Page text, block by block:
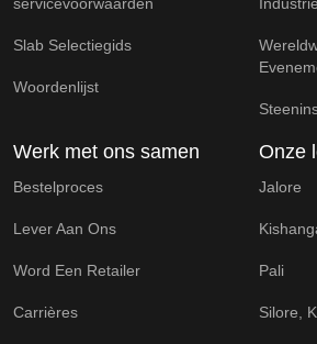
servicevoorwaarden
Slab Selectiegids
Woordenlijst
Werk met ons samen
Bestelproces
Lever Aan Ons
Word Een Retailer
Carrières
Onze
Jalore
Pali
Silore,